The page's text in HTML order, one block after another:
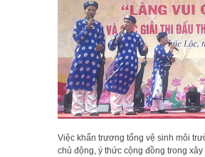
Việc khẩn trương tổng vệ sinh môi
chủ động, ý thức cộng đồng trong